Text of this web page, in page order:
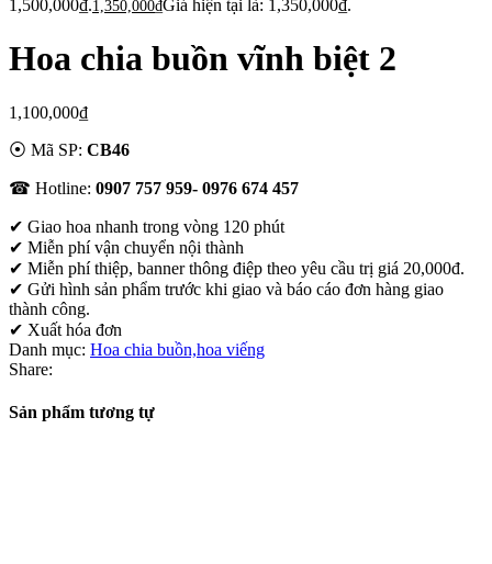
1,500,000₫.1,350,000₫Giá hiện tại là: 1,350,000₫.
Hoa chia buồn vĩnh biệt 2
1,100,000₫
⦿ Mã SP: CB46
☎ Hotline: 0907 757 959- 0976 674 457
✔ Giao hoa nhanh trong vòng 120 phút
✔ Miễn phí vận chuyển nội thành
✔ Miễn phí thiệp, banner thông điệp theo yêu cầu trị giá 20,000đ.
✔ Gửi hình sản phẩm trước khi giao và báo cáo đơn hàng giao
thành công.
✔ Xuất hóa đơn
Danh mục: Hoa chia buồn,hoa viếng
Share:
Sản phẩm tương tự